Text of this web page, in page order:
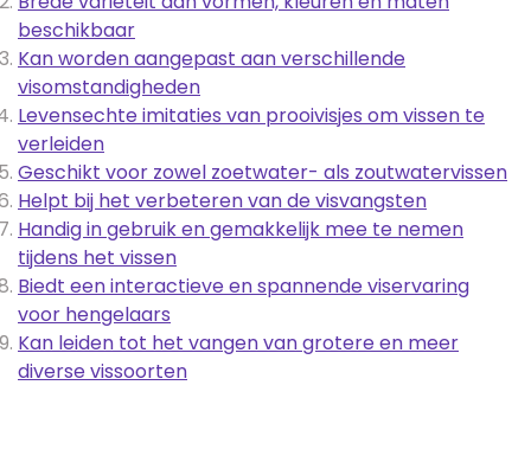
beschikbaar
Kan worden aangepast aan verschillende
visomstandigheden
Levensechte imitaties van prooivisjes om vissen te
verleiden
Geschikt voor zowel zoetwater- als zoutwatervissen
Helpt bij het verbeteren van de visvangsten
Handig in gebruik en gemakkelijk mee te nemen
tijdens het vissen
Biedt een interactieve en spannende viservaring
voor hengelaars
Kan leiden tot het vangen van grotere en meer
diverse vissoorten